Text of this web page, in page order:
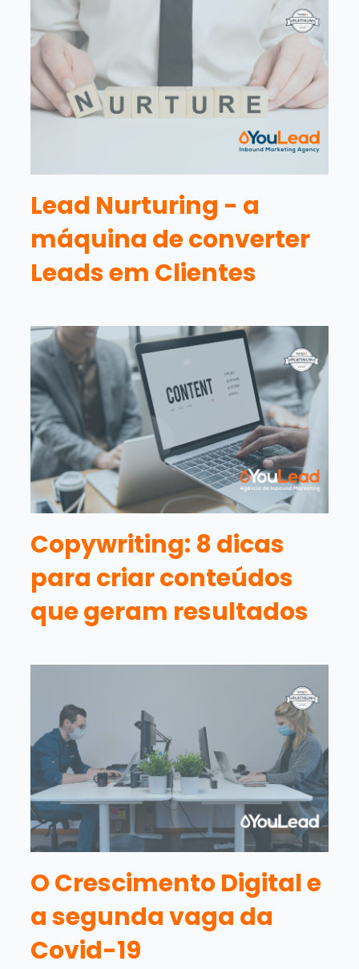
Lead Nurturing - a
máquina de converter
Leads em Clientes
Copywriting: 8 dicas
para criar conteúdos
que geram resultados
O Crescimento Digital e
a segunda vaga da
Covid-19